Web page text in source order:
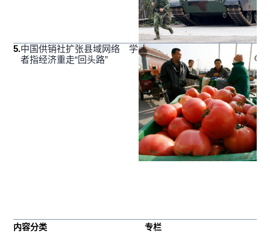
5.中国供销社扩张县域网络 学
者指经济重走“回头路”
内容分类 专栏